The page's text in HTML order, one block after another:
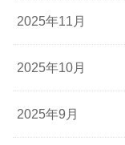
2025年11月
2025年10月
2025年9月